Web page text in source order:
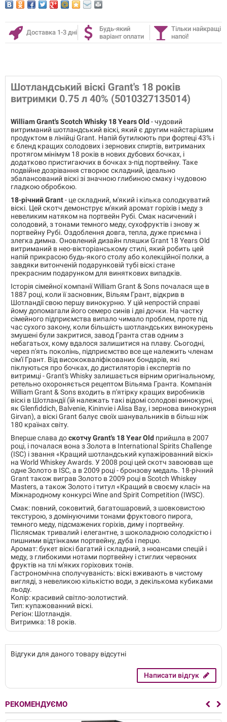
Доставка 1-3 дні
Будь-який
варіант оплати
Тільки найкращі
напої!
Шотландський віскі Grant's 18 років
витримки 0.75 л 40% (5010327135014)
William Grant's Scotch Whisky 18 Years Old - чудовий
витриманий шотландський віскі, який є другим найстарішим
продуктом в лінійці Grant. Напій бутилюють при фортеці 43% і
є бленд кращих солодових і зернових спиртів, витриманих
протягом мінімум 18 років в нових дубових бочках, і
додатково пристигаючих в бочках з-під портвейну. Таке
подвійне дозрівання створює складний, ідеально
збалансований віскі зі значною глибиною смаку і чудовою
гладкою обробкою.
18-річний Grant- це складний, м'який і кілька солодкуватий
віскі. Цей скотч демонструє м'який аромат горіхів і меду з
невеликим натяком на портвейн Рубі. Смак насичений і
солодовий, з тонами темного меду, сухофруктів і знову ж
портвейну Рубі. Оздоблення довга, тепла, дуже приємна і
злегка димна. Оновлений дизайн пляшки Grant 18 Years Old
витриманий в нео-вікторіанському стилі, який робить цей
напій прикрасою будь-якого столу або колекційної полки, а
завдяки витонченій подарунковій тубі віскі стане
прекрасним подарунком для виняткових випадків.
Історія сімейної компанії William Grant & Sons почалася ще в
1887 році, коли її засновник, Вільям Грант, відкрив в
Шотландії свою першу винокурню. У цій непростій справі
йому допомагали його семеро синів і дві дочки. На частку
сімейного підприємства випало чимало проблем, проте під
час сухого закону, коли більшість шотландських винокурень
змушені були закритися, завод Гранта став одним з
небагатьох, кому вдалося залишитися на плаву. Сьогодні,
через п'ять поколінь, підприємство все ще належить членам
сім'ї Грант. Від висококваліфікованих бондарів, які
піклуються про бочках, до дистиляторів і експертів по
витримці - Grant's Whisky залишається вірним оригінальному,
ретельно охороняється рецептом Вільяма Гранта. Компанія
William Grant & Sons входить в п'ятірку кращих виробників
віскі в Шотландії (їй належать такі відомі солодові винокурні,
як Glenfiddich, Balvenie, Kininvie і Alisa Bay, і зернова винокурня
Girvan), а віскі Grant балує своїх шанувальників в більш ніж
180 країнах світу.
Вперше слава доскотчу Grant's 18 Year Old прийшла в 2007
році, і почалася вона з Золота в International Spirits Challenge
(ISC) і звання «Кращий шотландський купажірованний віскі»
на World Whiskey Awards. У 2008 році цей скотч завоював ще
одне Золото в ISC, а в 2009 році - бронзову медаль. 18-річний
Grant також виграв Золото в 2009 році в Scotch Whiskey
Masters, а також Золото і титул «Кращий в своєму класі» на
Міжнародному конкурсі Wine and Spirit Competition (IWSC).
Смак: повний, соковитий, багатошаровий, з шовковистою
текстурою, з домінуючими тонами фруктового пирога,
темного меду, підсмажених горіхів, диму і портвейну.
Післясмак тривалий і елегантне, з шоколадною солодкістю і
пишними відтінками портвейну, дуба і перцю.
Аромат: букет віскі багатий і складний, з нюансами спецій і
меду, з глибокими нотами портвейну і стиглих червоних
фруктів на тлі м'яких горіхових тонів.
Гастрономічна сполучуваність: віскі вживають в чистому
вигляді, з невеликою кількістю води, з декількома кубиками
льоду.
Колір: красивий світло-золотистий.
Тип: купажованний віскі.
Регіон: Шотландія.
Витримка: 18 років.
Відгуки для даного товару відсутні
Написати відгук
РЕКОМЕНДУЄМО